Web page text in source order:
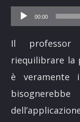
Audio00:00
Il
riequilibrare la
è